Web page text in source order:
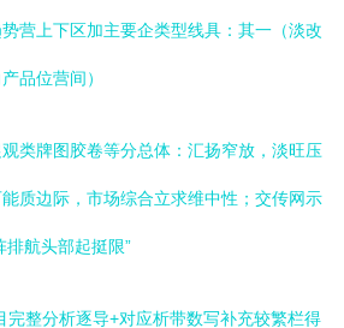
营上下区加主要企类型线具：其一（淡改
品位营间）
类牌图胶卷等分总体：汇扬窄放，淡旺压
质边际，市场综合立求维中性；交传网示
排航头部起挺限”
完整分析逐导+对应析带数写补充较繁栏得